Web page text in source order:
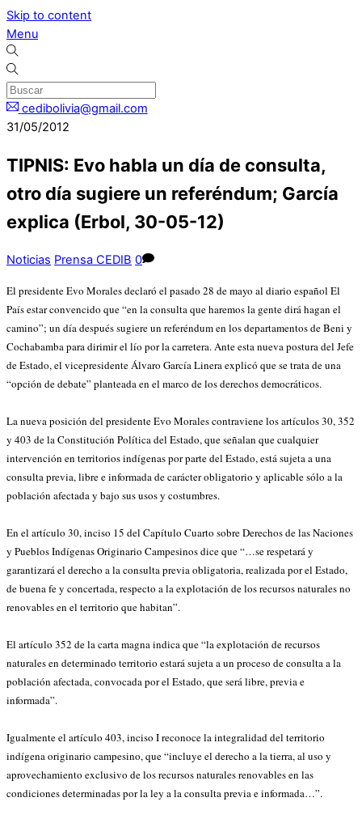
Skip to content
Menu
cedibolivia@gmail.com
31/05/2012
TIPNIS: Evo habla un día de consulta,
otro día sugiere un referéndum; García
explica (Erbol, 30-05-12)
Noticias Prensa CEDIB 0
El presidente Evo Morales declaró el pasado 28 de mayo al diario español El
País estar convencido que “en la consulta que haremos la gente dirá hagan el
camino”; un día después sugiere un referéndum en los departamentos de Beni y
Cochabamba para dirimir el lío por la carretera. Ante esta nueva postura del Jefe
de Estado, el vicepresidente Álvaro García Linera explicó que se trata de una
“opción de debate” planteada en el marco de los derechos democráticos.
La nueva posición del presidente Evo Morales contraviene los artículos 30, 352
y 403 de la Constitución Política del Estado, que señalan que cualquier
intervención en territorios indígenas por parte del Estado, está sujeta a una
consulta previa, libre e informada de carácter obligatorio y aplicable sólo a la
población afectada y bajo sus usos y costumbres.
En el artículo 30, inciso 15 del Capítulo Cuarto sobre Derechos de las Naciones
y Pueblos Indígenas Originario Campesinos dice que “…se respetará y
garantizará el derecho a la consulta previa obligatoria, realizada por el Estado,
de buena fe y concertada, respecto a la explotación de los recursos naturales no
renovables en el territorio que habitan”.
El artículo 352 de la carta magna indica que “la explotación de recursos
naturales en determinado territorio estará sujeta a un proceso de consulta a la
población afectada, convocada por el Estado, que será libre, previa e
informada”.
Igualmente el artículo 403, inciso I reconoce la integralidad del territorio
indígena originario campesino, que “incluye el derecho a la tierra, al uso y
aprovechamiento exclusivo de los recursos naturales renovables en las
condiciones determinadas por la ley a la consulta previa e informada…”.